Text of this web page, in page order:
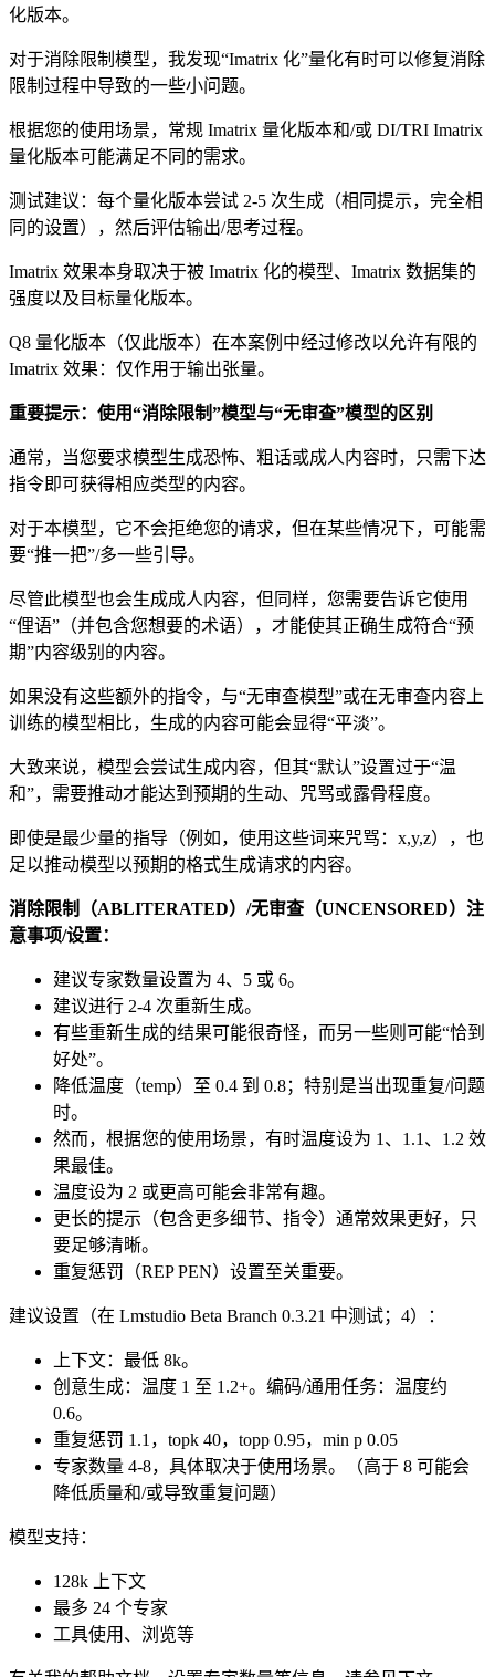
化版本。
对于消除限制模型，我发现“Imatrix 化”量化有时可以修复消除
限制过程中导致的一些小问题。
根据您的使用场景，常规 Imatrix 量化版本和/或 DI/TRI Imatrix
量化版本可能满足不同的需求。
测试建议：每个量化版本尝试 2-5 次生成（相同提示，完全相
同的设置），然后评估输出/思考过程。
Imatrix 效果本身取决于被 Imatrix 化的模型、Imatrix 数据集的
强度以及目标量化版本。
Q8 量化版本（仅此版本）在本案例中经过修改以允许有限的
Imatrix 效果：仅作用于输出张量。
重要提示：使用“消除限制”模型与“无审查”模型的区别
通常，当您要求模型生成恐怖、粗话或成人内容时，只需下达
指令即可获得相应类型的内容。
对于本模型，它不会拒绝您的请求，但在某些情况下，可能需
要“推一把”/多一些引导。
尽管此模型也会生成成人内容，但同样，您需要告诉它使用
“俚语”（并包含您想要的术语），才能使其正确生成符合“预
期”内容级别的内容。
如果没有这些额外的指令，与“无审查模型”或在无审查内容上
训练的模型相比，生成的内容可能会显得“平淡”。
大致来说，模型会尝试生成内容，但其“默认”设置过于“温
和”，需要推动才能达到预期的生动、咒骂或露骨程度。
即使是最少量的指导（例如，使用这些词来咒骂：x,y,z），也
足以推动模型以预期的格式生成请求的内容。
消除限制（ABLITERATED）/无审查（UNCENSORED）注
意事项/设置：
建议专家数量设置为 4、5 或 6。
建议进行 2-4 次重新生成。
有些重新生成的结果可能很奇怪，而另一些则可能“恰到
好处”。
降低温度（temp）至 0.4 到 0.8；特别是当出现重复/问题
时。
然而，根据您的使用场景，有时温度设为 1、1.1、1.2 效
果最佳。
温度设为 2 或更高可能会非常有趣。
更长的提示（包含更多细节、指令）通常效果更好，只
要足够清晰。
重复惩罚（REP PEN）设置至关重要。
建议设置（在 Lmstudio Beta Branch 0.3.21 中测试；4）：
上下文：最低 8k。
创意生成：温度 1 至 1.2+。编码/通用任务：温度约
0.6。
重复惩罚 1.1，topk 40，topp 0.95，min p 0.05
专家数量 4-8，具体取决于使用场景。（高于 8 可能会
降低质量和/或导致重复问题）
模型支持：
128k 上下文
最多 24 个专家
工具使用、浏览等